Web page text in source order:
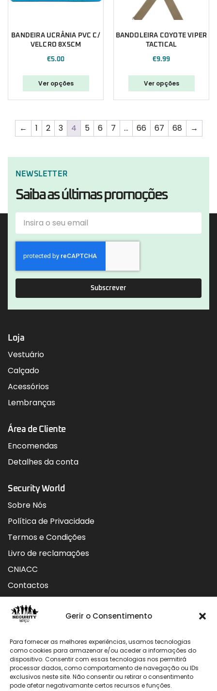
Gerir o Consentimento
Para fornecer as melhores experiências, usamos tecnologias
como cookies para armazenar e/ou aceder a informações do
dispositivo. Consentir com essas tecnologias nos permitirá
processar dados, como comportamento de navegação ou IDs
exclusivos neste site. Não consentir ou retirar o consentimento
pode afetar negativamante certos recursos e funções.
BANDEIRA UCRÂNIA PVC C/
VELCRO 8X5CM
€5.00
Ver opções
BANDOLEIRA COYOTE VIPER
TACTICAL
€9.99
Ver opções
← 1 2 3 4 5 6 7 … 66 67 68 →
NEWSLETTER
Saiba as últimas promoções
Subscrever
Loja
Vestuário
Calçado
Acessórios
Lembranças
Área de Cliente
Encomendas
Detalhes da conta
Security World
Sobre Nós
Política de Privacidade
Termos e Condições
Livro de reclamações
CNIACC
Contactos
Contactos
912 009 740 (Chamada para rede móvel nacional)
geral@securityworld.pt